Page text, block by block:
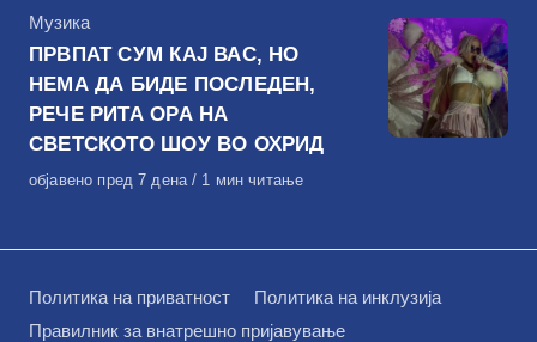
КАтегорија
Музика
ПРВПАТ СУМ КАЈ ВАС, НО
НЕМА ДА БИДЕ ПОСЛЕДЕН,
РЕЧЕ РИТА ОРА НА
СВЕТСКОТО ШОУ ВО ОХРИД
Објавено
објавено пред 7 дена 1 мин читање
Политика на приватност
Политика на инклузија
Правилник за внатрешно пријавување